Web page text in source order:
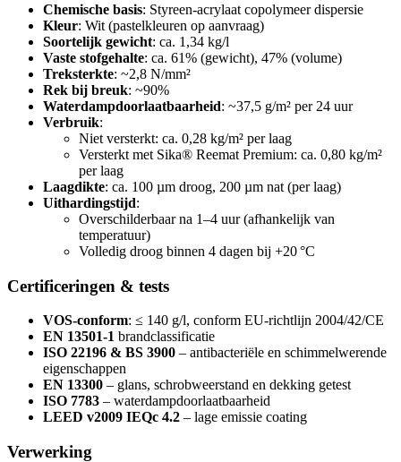
Chemische basis: Styreen-acrylaat copolymeer dispersie
Kleur: Wit (pastelkleuren op aanvraag)
Soortelijk gewicht: ca. 1,34 kg/l
Vaste stofgehalte: ca. 61% (gewicht), 47% (volume)
Treksterkte: ~2,8 N/mm²
Rek bij breuk: ~90%
Waterdampdoorlaatbaarheid: ~37,5 g/m² per 24 uur
Verbruik:
Niet versterkt: ca. 0,28 kg/m² per laag
Versterkt met Sika® Reemat Premium: ca. 0,80 kg/m²
per laag
Laagdikte: ca. 100 µm droog, 200 µm nat (per laag)
Uithardingstijd:
Overschilderbaar na 1–4 uur (afhankelijk van
temperatuur)
Volledig droog binnen 4 dagen bij +20 °C
Certificeringen & tests
VOS-conform: ≤ 140 g/l, conform EU-richtlijn 2004/42/CE
EN 13501-1 brandclassificatie
ISO 22196 & BS 3900 – antibacteriële en schimmelwerende
eigenschappen
EN 13300 – glans, schrobweerstand en dekking getest
ISO 7783 – waterdampdoorlaatbaarheid
LEED v2009 IEQc 4.2 – lage emissie coating
Verwerking